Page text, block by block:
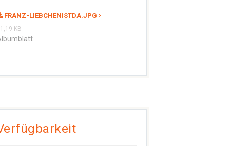
FRANZ-LIEBCHENISTDA.JPG
KB